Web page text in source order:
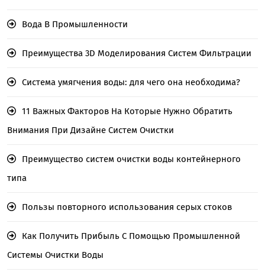
Вода В Промышленности
Преимущества 3D Моделирования Систем Фильтрации
Система умягчения воды: для чего она необходима?
11 Важных Факторов На Которые Нужно Обратить
Внимания При Дизайне Систем Очистки
Преимущество систем очистки воды контейнерного
типа
Пользы повторного использования серых стоков
Как Получить Прибыль С Помощью Промышленной
Системы Очистки Воды